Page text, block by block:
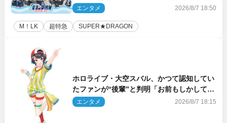
開！ 開催記念グッズラインナップも
エンタメ 2026/8/7 18:50
M！LK 超特急 SUPER★DRAGON
ホロライブ・大空スバル、かつて認知してい
たファンが“後輩”と判明「お前もしかしてあ
のときの？」
エンタメ 2026/8/7 18:15